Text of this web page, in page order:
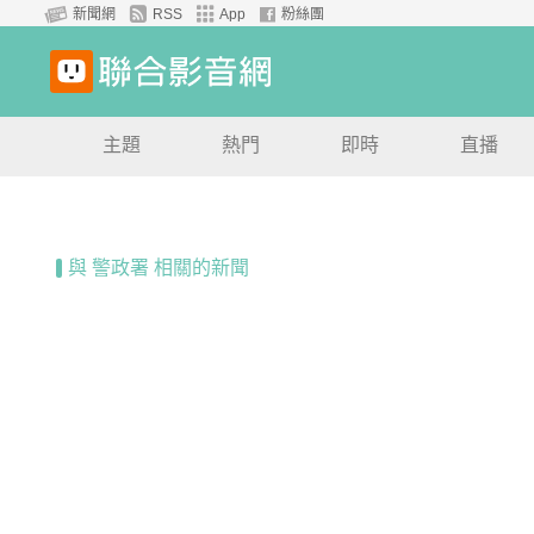
新聞網 RSS App 粉絲團
主題 熱門 即時 直播
與 警政署 相關的新聞